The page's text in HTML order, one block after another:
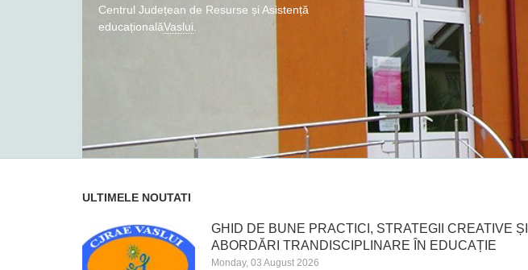
Centrul Județean de Resurse și Asistență
educaționalăVaslui
ULTIMELE NOUTATI
GHID DE BUNE PRACTICI, STRATEGII CREATIVE ȘI
ABORDĂRI TRANDISCIPLINARE ÎN EDUCAȚIE
Monday, 03 August 2026